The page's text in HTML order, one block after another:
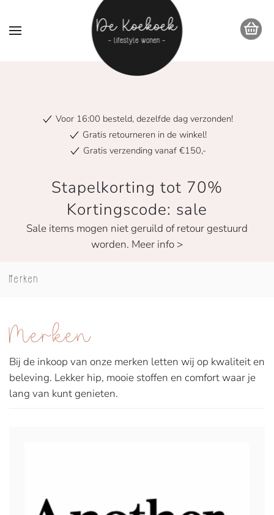
Voor 16:00 besteld, dezelfde dag verzonden!
Gratis retourneren in de winkel!
Gratis verzending vanaf €150,-
Stapelkorting tot 70%
Kortingscode: sale
Sale items mogen niet geruild of retour gestuurd
worden. Meer info >
Merken
Merken
Bij de inkoop van onze merken letten wij op kwaliteit en
beleving. Lekker hip, mooie stoffen en comfort waar je
lang van kunt genieten.